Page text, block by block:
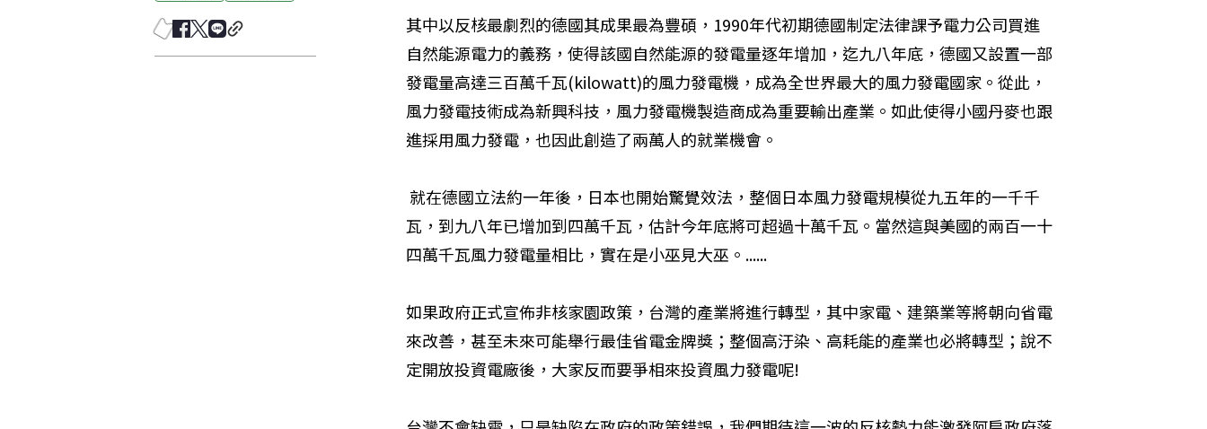
其中以反核最劇烈的德國其成果最為豐碩，1990年代初期德國制定法律課予電力公司買進
自然能源電力的義務，使得該國自然能源的發電量逐年增加，迄九八年底，德國又設置一部
發電量高達三百萬千瓦(kilowatt)的風力發電機，成為全世界最大的風力發電國家。從此，
風力發電技術成為新興科技，風力發電機製造商成為重要輸出產業。如此使得小國丹麥也跟
進採用風力發電，也因此創造了兩萬人的就業機會。
就在德國立法約一年後，日本也開始驚覺效法，整個日本風力發電規模從九五年的一千千
瓦，到九八年已增加到四萬千瓦，估計今年底將可超過十萬千瓦。當然這與美國的兩百一十
四萬千瓦風力發電量相比，實在是小巫見大巫。......
如果政府正式宣佈非核家園政策，台灣的產業將進行轉型，其中家電、建築業等將朝向省電
來改善，甚至未來可能舉行最佳省電金牌獎；整個高汙染、高耗能的產業也必將轉型；說不
定開放投資電廠後，大家反而要爭相來投資風力發電呢!